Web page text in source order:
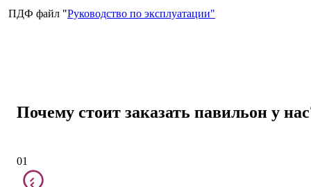
ПДФ файл "Руководство по эксплуатации"
Почему стоит заказать павильон у
01